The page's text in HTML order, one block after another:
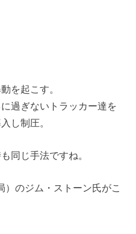
を起こす。
過ぎないトラッカー達を
し制圧。
同じ手法ですね。
のジム・ストーン氏がこ